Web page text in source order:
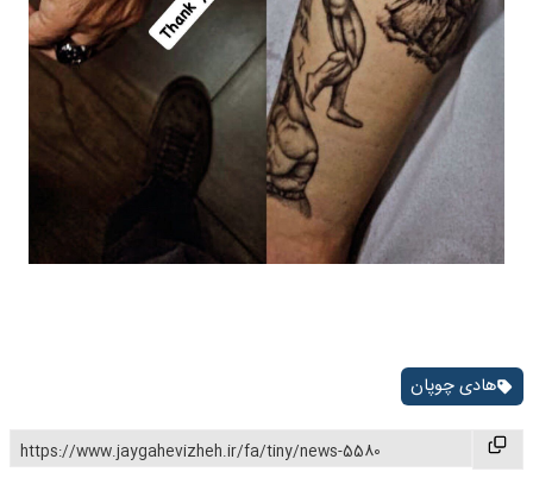
هادی چوپان
https://www.jaygahevizheh.ir/fa/tiny/news-5580